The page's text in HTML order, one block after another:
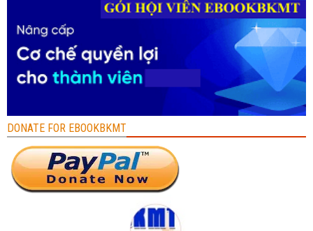
DONATE FOR EBOOKBKMT